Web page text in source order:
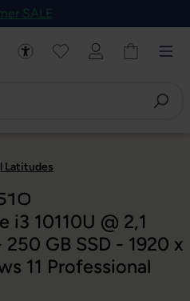
springen
SALE
Latitudes
i3 10110U @ 2,1
GB SSD - 1920 x
11 Professional